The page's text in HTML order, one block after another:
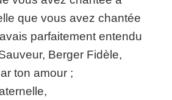
que vous avez chantée
parfaitement entendu
Berger Fidèle,
ton amour ;